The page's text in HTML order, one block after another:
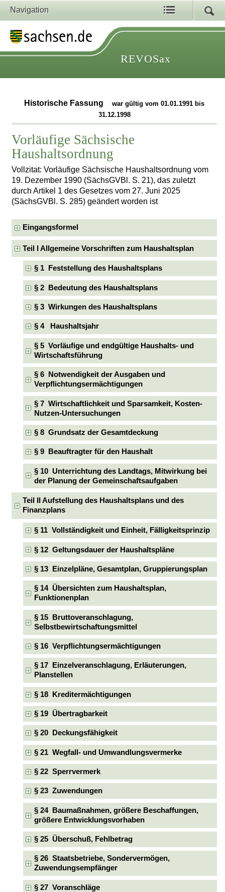
Navigation
REVOSax
Historische Fassung
war gültig vom 01.01.1991 bis
31.12.1998
Vorläufige Sächsische
Haushaltsordnung
Vollzitat: Vorläufige Sächsische Haushaltsordnung vom
19. Dezember 1990 (SächsGVBl. S. 21), das zuletzt
durch Artikel 1 des Gesetzes vom 27. Juni 2025
(SächsGVBl. S. 285) geändert worden ist
Eingangsformel
Teil I Allgemeine Vorschriften zum Haushaltsplan
§ 1 Feststellung des Haushaltsplans
§ 2 Bedeutung des Haushaltsplans
§ 3 Wirkungen des Haushaltsplans
§ 4 Haushaltsjahr
§ 5 Vorläufige und endgültige Haushalts- und
Wirtschaftsführung
§ 6 Notwendigkeit der Ausgaben und
Verpflichtungsermächtigungen
§ 7 Wirtschaftlichkeit und Sparsamkeit, Kosten-
Nutzen-Untersuchungen
§ 8 Grundsatz der Gesamtdeckung
§ 9 Beauftragter für den Haushalt
§ 10 Unterrichtung des Landtags, Mitwirkung bei
der Planung der Gemeinschaftsaufgaben
Teil II Aufstellung des Haushaltsplans und des
Finanzplans
§ 11 Vollständigkeit und Einheit, Fälligkeitsprinzip
§ 12 Geltungsdauer der Haushaltspläne
§ 13 Einzelpläne, Gesamtplan, Gruppierungsplan
§ 14 Übersichten zum Haushaltsplan,
Funktionenplan
§ 15 Bruttoveranschlagung,
Selbstbewirtschaftungsmittel
§ 16 Verpflichtungsermächtigungen
§ 17 Einzelveranschlagung, Erläuterungen,
Planstellen
§ 18 Kreditermächtigungen
§ 19 Übertragbarkeit
§ 20 Deckungsfähigkeit
§ 21 Wegfall- und Umwandlungsvermerke
§ 22 Sperrvermerk
§ 23 Zuwendungen
§ 24 Baumaßnahmen, größere Beschaffungen,
größere Entwicklungsvorhaben
§ 25 Überschuß, Fehlbetrag
§ 26 Staatsbetriebe, Sondervermögen,
Zuwendungsempfänger
§ 27 Voranschläge